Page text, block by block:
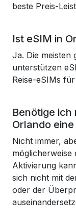
beste Preis-
Ist eSIM in
Ja. Die
unterstützen
Reise-eSIMs
Benötige ich
Orlando
Nicht immer,
möglicherweise
Aktivierung
sich nicht mit
oder der